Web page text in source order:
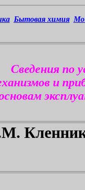
Бытовая химия
Сведения по
и